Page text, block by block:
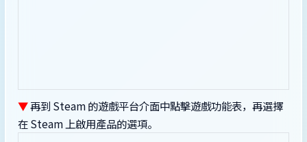
▼再到 Steam 的遊戲平台介面中點擊遊戲功能表，再選擇
在 Steam 上啟用產品的選項。